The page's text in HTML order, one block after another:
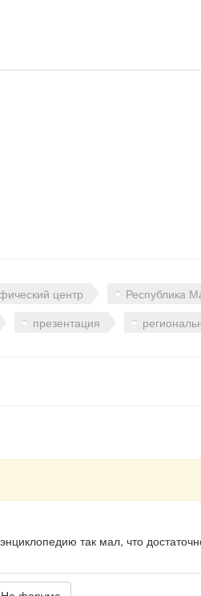
центр Республика
презентация
так мал, что